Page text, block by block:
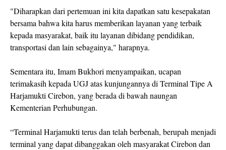
"Diharapkan dari pertemuan ini kita dapatkan satu kesepakatan
bersama bahwa kita harus memberikan layanan yang terbaik
kepada masyarakat, baik itu layanan dibidang pendidikan,
transportasi dan lain sebagainya," harapnya.
Sementara itu, Imam Bukhori menyampaikan, ucapan
terimakasih kepada UGJ atas kunjungannya di Terminal Tipe A
Harjamukti Cirebon, yang berada di bawah naungan
Kementerian Perhubungan.
“Terminal Harjamukti terus dan telah berbenah, berupah menjadi
terminal yang dapat dibanggakan oleh masyarakat Cirebon dan